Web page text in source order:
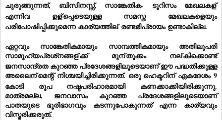
ചുരുങ്ങുന്നത്, ബിസിനസ്സ്, സാങ്കേതിക- ടൂറിസം മേഖലകള്
എന്നിവ ഉള്പ്പെടെയുള്ള സമസ്ത മേഖലകളെയും
പരിപോഷിപ്പിക്കുമെന്ന കാര്യത്തില് രണ്ടഭിപ്രായം ഉണ്ടാകില്ല.
ഏറ്റവും സാങ്കേതികമായും സാമ്പത്തികമായും അതിലുപരി
സാമൂഹ്യപ്രശ്‌നങ്ങള്ക്ക് മുന്തൂക്കം നല്കിക്കൊണ്ട്
ജനസാന്ദ്രത കുറഞ്ഞ പ്രദേശങ്ങളിലൂടെയാണ് ഈ പദ്ധതിക്കുള്ള
അലൈന്മെന്റ് നിശ്ചയിച്ചിരിക്കുന്നത്. ഒരു ഹെക്ടറിന് ഏകദേശം 9
കോടി രൂപ നഷ്ടപരിഹാരമായി കണക്കാക്കിയിരിക്കുന്നു.
മാത്രമല്ല, ജനവാസം കുറഞ്ഞ പ്രദേശങ്ങളിലൂടെയാണ്
പാതയുടെ ഭൂരിഭാഗവും കടന്നുപോകുന്നത് എന്ന കാര്യവും
വിസ്മരിക്കരുത്.